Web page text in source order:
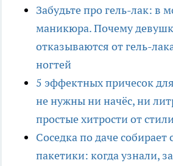
Забудьте про гель-лак: в
маникюра. Почему
отказываются от гель-
ногтей
5 эффектных причесок
не нужны ни начёс, ни
простые хитрости от
Соседка по даче
пакетики: когда узнали,